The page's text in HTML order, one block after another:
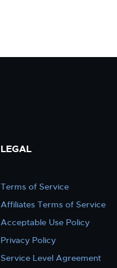
LEGAL
Terms of Service
Affiliates Terms of Service
Acceptable Use Policy
Privacy Policy
Service Level Agreement